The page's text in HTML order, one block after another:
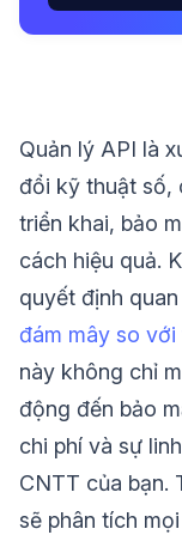
Quản lý API là
đổi kỹ thuật số,
triển khai, bảo
cách hiệu quả.
quyết định
đám mây so
này không chỉ
động đến bảo
chi phí và sự
CNTT của bạn.
sẽ phân tích